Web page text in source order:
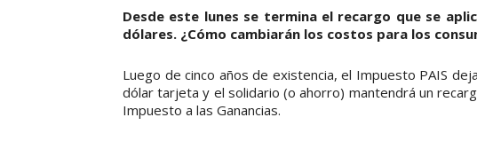
Desde este lunes se termina el recargo que se
dólares. ¿Cómo cambiarán los costos para los
Luego de cinco años de existencia, el Impuesto PAIS
dólar tarjeta y el solidario (o ahorro) mantendrá un
Impuesto a las Ganancias.